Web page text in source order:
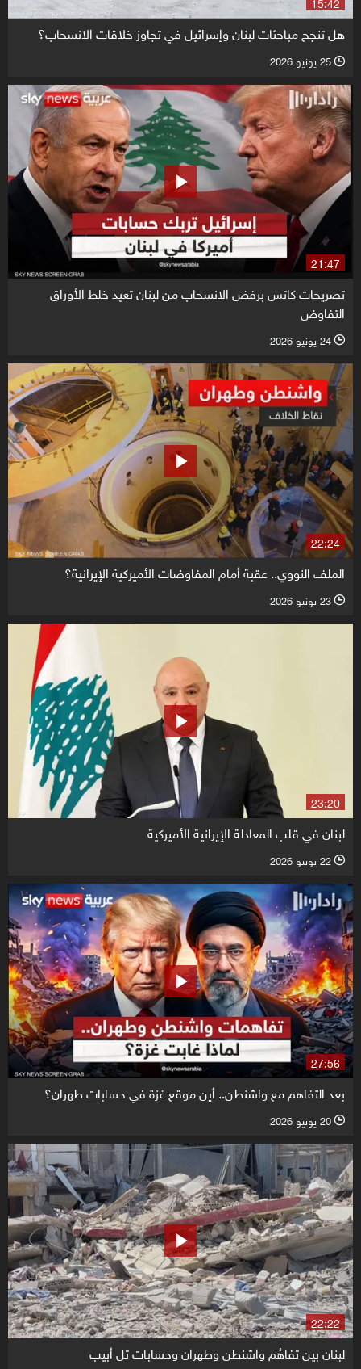
هل تنجح مباحثات لبنان وإسرائيل في تجاوز خلاقات الانسحاب؟
l 25 يونيو 2026
21:47
تصريحات كاتس برفض الانسحاب من لبنان تعيد خلط الأوراق
التفاوض
l 24 يونيو 2026
22:24
الملف النووي.. عقبة أمام المفاوضات الأميركية الإيرانية؟
l 23 يونيو 2026
23:20
لبنان في قلب المعادلة الإيرانية الأميركية
l 22 يونيو 2026
27:56
بعد التفاهم مع واشنطن.. أين موقع غزة في حسابات طهران؟
l 20 يونيو 2026
22:22
لبنان بين تفاهُم واشنطن وطهران وحسابات تل أبيب